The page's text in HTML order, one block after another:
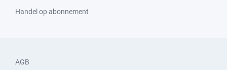
Handel op abonnement
AGB